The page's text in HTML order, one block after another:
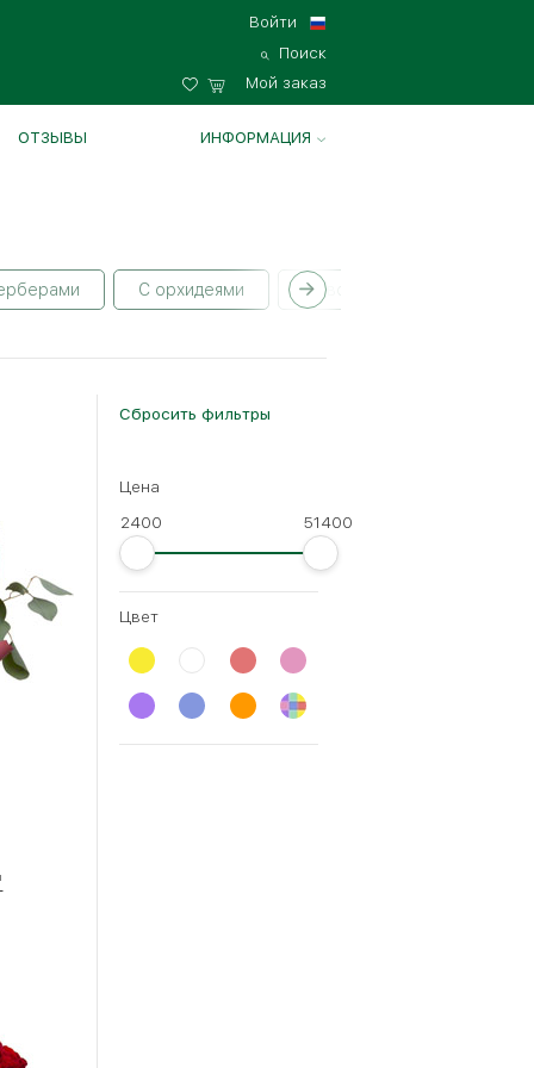
Войти
Поиск
Мой заказ
ОТЗЫВЫ ИНФОРМАЦИЯ
С орхидеями С гвоздиками
Сбросить фильтры
Цена
2400
51400
Цвет